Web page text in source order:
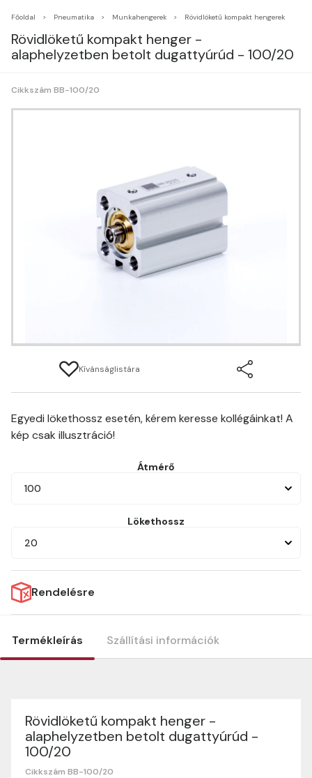
Főoldal Pneumatika Munkahengerek Rövidlöketű kompakt hengerek
Rövidlöketű kompakt henger -
alaphelyzetben betolt dugattyúrúd - 100/20
Cikkszám BB-100/20
Kívánságlistára
Egyedi lökethossz esetén, kérem keresse kollégáinkat! A
kép csak illusztráció!
Átmérő
100
Lökethossz
20
Rendelésre
Termékleírás Szállítási információk
Rövidlöketű kompakt henger -
alaphelyzetben betolt dugattyúrúd -
100/20
Cikkszám BB-100/20
Szállítási információk
Nagyon köszönjük, hogy webshopunkat választottátok
vásárlásaitokhoz. Az alábbiakban megtaláljátok szállítási
információinkat, hogy a vásárlásotok gördülékenyen és